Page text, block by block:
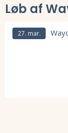
Løb af
27. mar.